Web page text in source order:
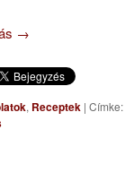
→
, Receptek | Címke: